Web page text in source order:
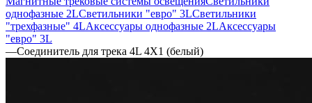
однофазные 2LСветильники "евро" 3LСветильники
"трехфазные" 4LАксессуары однофазные 2LАксессуары
"евро" 3L
—Соединитель для трека 4L 4X1 (белый)